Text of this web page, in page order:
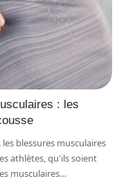
: les
blessures musculaires
athlètes, qu'ils soient
musculaires…